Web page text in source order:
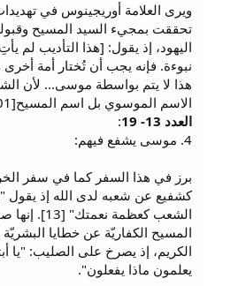
ويرى العلامة أوريجينوس في
تحققت بمجيء السيد المسيح
اليهود، إذ يقول: [هذا التأديب لم
نبوءة. فإنه يجب أن تُختار أمة
هذا لا يتم بواسطة موسى... لأن
الاسم الموسوي بل اسم المسيح[101]].
العدد 13- 19
:
4. موسى يشفع فيهم:
برز في هذا السفر كما في سفر
كشفيع عن شعبه لدى الله إذ
الشعب كعظمة
المسيح الكفاريّة عن خطايا
الكريم، إذ يصرخ على الصليب: "يا
يعلمون ماذا يفعلون".